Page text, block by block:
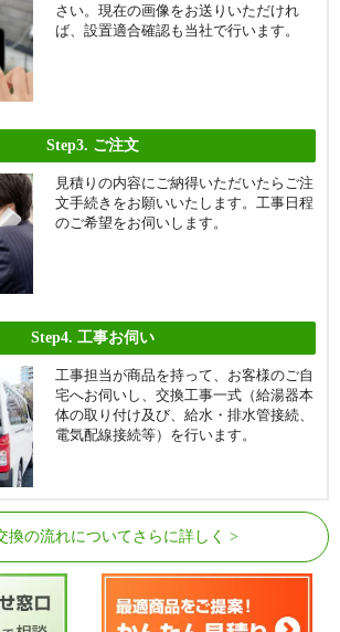
さい。現在の画像をお送りいただけれ
ば、設置適合確認も当社で行います。
Step3. ご注文
見積りの内容にご納得いただいたらご注
文手続きをお願いいたします。工事日程
のご希望をお伺いします。
Step4. 工事お伺い
工事担当が商品を持って、お客様のご自
宅へお伺いし、交換工事一式（給湯器本
体の取り付け及び、給水・排水管接続、
電気配線接続等）を行います。
換の流れについてさらに詳しく